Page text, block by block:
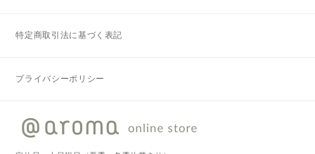
特定商取引法に基づく表記
プライバシーポリシー